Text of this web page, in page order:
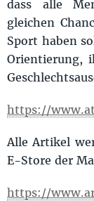
dass alle
gleichen
Sport haben
Orientierung,
https://
Alle Artikel
E-Store der
https://